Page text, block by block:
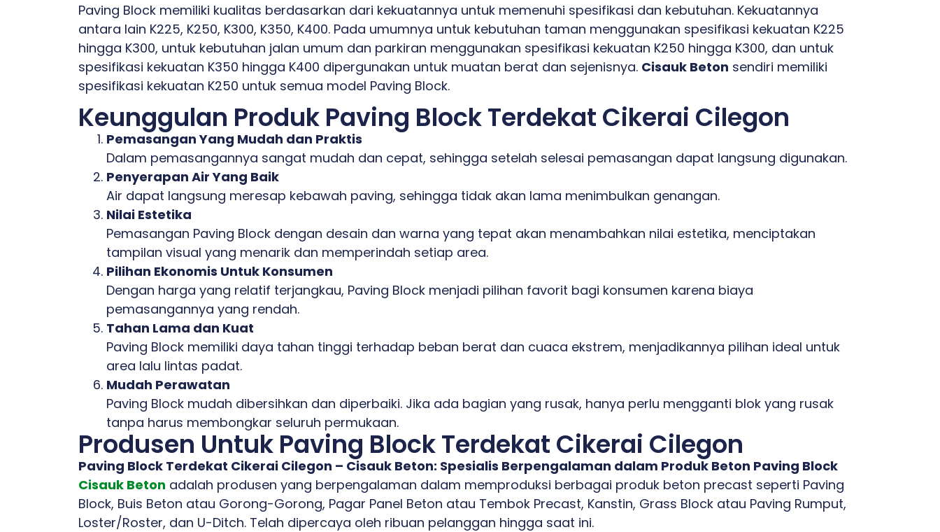
Paving Block memiliki kualitas berdasarkan dari kekuatannya untuk memenuhi spesifikasi dan kebutuhan. Kekuatannya
antara lain K225, K250, K300, K350, K400. Pada umumnya untuk kebutuhan taman menggunakan spesifikasi kekuatan K225
hingga K300, untuk kebutuhan jalan umum dan parkiran menggunakan spesifikasi kekuatan K250 hingga K300, dan untuk
spesifikasi kekuatan K350 hingga K400 dipergunakan untuk muatan berat dan sejenisnya. Cisauk Beton sendiri memiliki
spesifikasi kekuatan K250 untuk semua model Paving Block.
Keunggulan Produk Paving Block Terdekat Cikerai Cilegon
Pemasangan Yang Mudah dan Praktis
Dalam pemasangannya sangat mudah dan cepat, sehingga setelah selesai pemasangan dapat langsung digunakan.
Penyerapan Air Yang Baik
Air dapat langsung meresap kebawah paving, sehingga tidak akan lama menimbulkan genangan.
Nilai Estetika
Pemasangan Paving Block dengan desain dan warna yang tepat akan menambahkan nilai estetika, menciptakan
tampilan visual yang menarik dan memperindah setiap area.
Pilihan Ekonomis Untuk Konsumen
Dengan harga yang relatif terjangkau, Paving Block menjadi pilihan favorit bagi konsumen karena biaya
pemasangannya yang rendah.
Tahan Lama dan Kuat
Paving Block memiliki daya tahan tinggi terhadap beban berat dan cuaca ekstrem, menjadikannya pilihan ideal untuk
area lalu lintas padat.
Mudah Perawatan
Paving Block mudah dibersihkan dan diperbaiki. Jika ada bagian yang rusak, hanya perlu mengganti blok yang rusak
tanpa harus membongkar seluruh permukaan.
Produsen Untuk Paving Block Terdekat Cikerai Cilegon
Paving Block Terdekat Cikerai Cilegon – Cisauk Beton: Spesialis Berpengalaman dalam Produk Beton Paving Block
Cisauk Beton adalah produsen yang berpengalaman dalam memproduksi berbagai produk beton precast seperti Paving
Block, Buis Beton atau Gorong-Gorong, Pagar Panel Beton atau Tembok Precast, Kanstin, Grass Block atau Paving Rumput,
Loster/Roster, dan U-Ditch. Telah dipercaya oleh ribuan pelanggan hingga saat ini.